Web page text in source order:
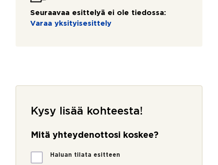
Seuraavaa esittelyä ei ole tiedossa:
Varaa yksityisesittely
Kysy lisää kohteesta!
Mitä yhteydenottosi koskee?
M
i
Haluan tilata esitteen